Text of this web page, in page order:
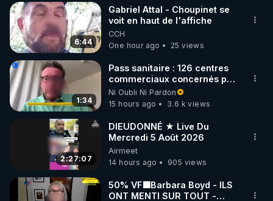
▶ 30 jours gratuit sur l’application de méditation et
de bien-être ENVOL :
Rendez-vous sur https://www.envol.app/code
le code : REGENERE
6:44
Gabriel Attal - Choupinet se
voit en haut de l'affiche
CCH
One hour ago
25 views
1:34
Pass sanitaire : 126 centres
commerciaux concernés par
l'obligation dans toute la
France
Ni Oubli Ni Pardon
15 hours ago
3.6 k views
2:27:07
DIEUDONNÉ ★ Live Du
Mercredi 5 Août 2026
Airmeet
14 hours ago
905 views
50% VF🟩Barbara Boyd - ILS
ONT MENTI SUR TOUT -